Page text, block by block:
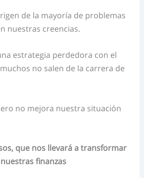
de la mayoría de problemas
nuestras creencias.
estrategia perdedora con el
no salen de la carrera de
no mejora nuestra situación
que nos llevará a transformar
nuestras finanzas